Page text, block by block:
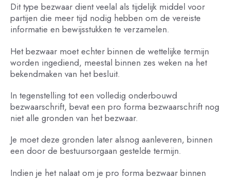
Dit type bezwaar dient veelal als tijdelijk middel voor
partijen die meer tijd nodig hebben om de vereiste
informatie en bewijsstukken te verzamelen.
Het bezwaar moet echter binnen de wettelijke termijn
worden ingediend, meestal binnen zes weken na het
bekendmaken van het besluit.
In tegenstelling tot een volledig onderbouwd
bezwaarschrift, bevat een pro forma bezwaarschrift nog
niet alle gronden van het bezwaar.
Je moet deze gronden later alsnog aanleveren, binnen
een door de bestuursorgaan gestelde termijn.
Indien je het nalaat om je pro forma bezwaar binnen